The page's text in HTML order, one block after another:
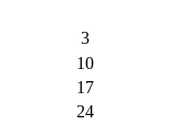
3
10
17
24